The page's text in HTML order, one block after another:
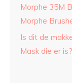
Morphe 35M
Morphe
Is dit de
Mask die er is?